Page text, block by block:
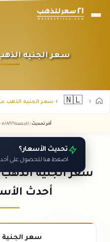
سعر الجنيه الذهب عيار ١٨
🇳🇱 سعر الجنيه الذهب عيار 18 في
آخر تحديث : الجمعة ٠٧ /٠٨/٢٠٢٦ -
تحديث الأسعار؟
اضغط هنا للحصول على
أحدث
سعر الجنية